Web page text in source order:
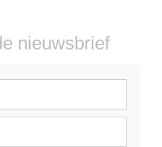
nieuwsbrief